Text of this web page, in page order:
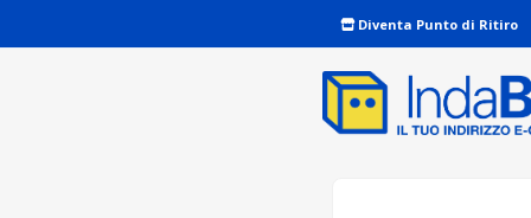
Diventa Punto di Ritiro